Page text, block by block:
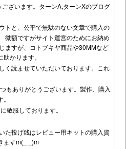
ざいます。ターンA,ターンXのブログ
トと、公平で無駄のない文章で購入の
微額ですがサイト運営のためにお納め
ますが、コトブキヤ商品や30MMなど
かります。
く読ませていただいております。これ
もありがとうございます。製作、購入
敬服しております。
た投げ銭はレビュー用キットの購入資
ますm(_ _)m